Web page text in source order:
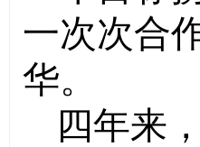
一次次合
华。
四年来